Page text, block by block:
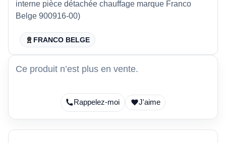
interne pièce détachée chauffage marque Franco
Belge 900916-00)
FRANCO BELGE
Ce produit n’est plus en vente.
Rappelez-moi J'aime